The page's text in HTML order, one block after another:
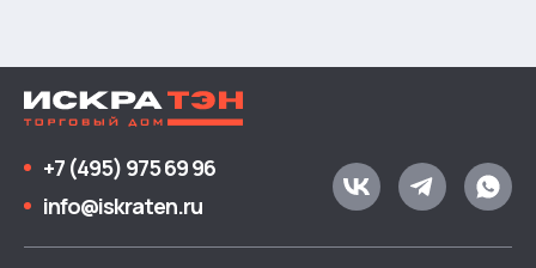
+7 (495) 975 69 96
info@iskraten.ru